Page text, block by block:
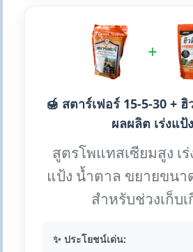
+
🍯 สตาร์เฟอร์ 15-5-30 +
ผลผลิต เร่งแป้ง
สูตรโพแทสเซียมสูง เร่
แป้ง น้ำตาล ขยายขนา
สำหรับช่วงเก็บเ
✨ ประโยชน์เด่น: